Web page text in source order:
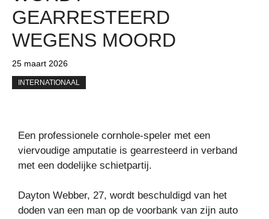
GEARRESTEERD
WEGENS MOORD
25 maart 2026
INTERNATIONAAL
Een professionele cornhole-speler met een
viervoudige amputatie is gearresteerd in verband
met een dodelijke schietpartij.
Dayton Webber, 27, wordt beschuldigd van het
doden van een man op de voorbank van zijn auto